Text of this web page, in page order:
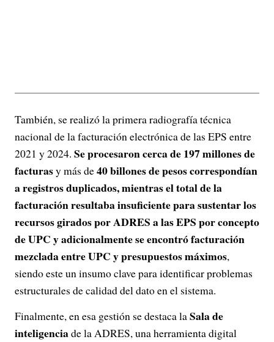
También, se realizó la primera radiografía técnica
nacional de la facturación electrónica de las EPS entre
2021 y 2024. Se procesaron cerca de 197 millones de
facturasy más de40 billones de pesos correspondían
a registros duplicados, mientras el total de la
facturación resultaba insuficiente para sustentar los
recursos girados por ADRES a las EPS por concepto
de UPC y adicionalmente se encontró facturación
mezclada entre UPC y presupuestos máximos,
siendo este un insumo clave para identificar problemas
estructurales de calidad del dato en el sistema.
Finalmente, en esa gestión se destaca laSala de
inteligenciade la ADRES, una herramienta digital